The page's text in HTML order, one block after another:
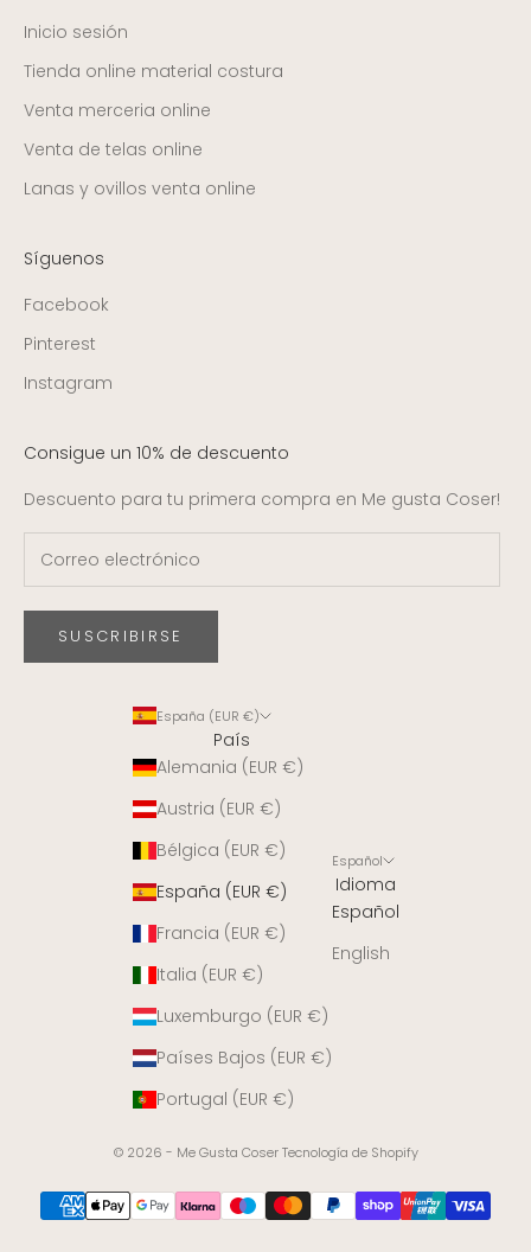
Inicio sesión
Tienda online material costura
Venta merceria online
Venta de telas online
Lanas y ovillos venta online
Síguenos
Facebook
Pinterest
Instagram
Consigue un 10% de descuento
Descuento para tu primera compra en Me gusta Coser!
SUSCRIBIRSE
España (EUR €)
País
Alemania (EUR €)
Austria (EUR €)
Bélgica (EUR €)
España (EUR €)
Francia (EUR €)
Italia (EUR €)
Luxemburgo (EUR €)
Países Bajos (EUR €)
Portugal (EUR €)
Español
Idioma
Español
English
© 2026 - Me Gusta CoserTecnología de Shopify